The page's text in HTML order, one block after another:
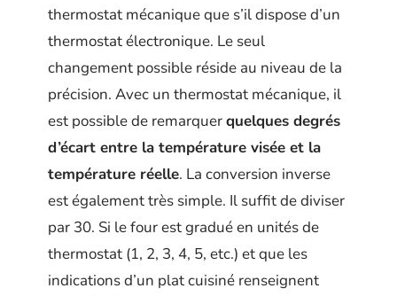
thermostat mécanique que s’il dispose d’un
thermostat électronique. Le seul
changement possible réside au niveau de la
précision. Avec un thermostat mécanique, il
est possible de remarquerquelques degrés
d’écart entre la température visée et la
température réelle. La conversion inverse
est également très simple. Il suffit de diviser
par 30. Si le four est gradué en unités de
thermostat (1, 2, 3, 4, 5, etc.) et que les
indications d’un plat cuisiné renseignent